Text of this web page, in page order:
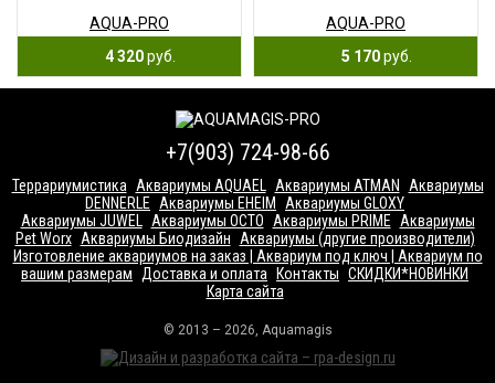
AQUA-PRO
4 320руб.
AQUA-PRO
5 170руб.
+7(903) 724-98-66
Террариумистика Аквариумы AQUAEL Аквариумы ATMAN
Аквариумы
DENNERLE
Аквариумы EHEIM
Аквариумы GLOXY
Аквариумы JUWEL
Аквариумы OCTO Аквариумы PRIME
Аквариумы
Pet Worx Аквариумы Биодизайн
Аквариумы (другие производители)
Изготовление аквариумов на заказ | Аквариум под ключ | Аквариум по
вашим размерам
Доставка и оплата Контакты СКИДКИ*НОВИНКИ
Карта сайта
© 2013 – 2026, Aquamagis